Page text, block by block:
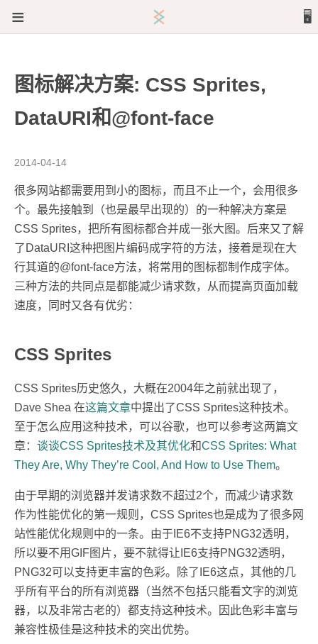
≡
关于
🖥️
图标解决方案: CSS Sprites,
DataURI和@font-face
2014-04-14
很多网站都需要用到小的图标，而且不止一个，会用很多
个。最先接触到（也是最早出现的）的一种解决方案是
CSS Sprites，把所有图标都合并成一张大图。后来又了解
了DataURI这种把图片编码成字符的方法，接着是现在大
行其道的@font-face方法，将常用的图标都制作成字体。
三种方法的共同点是都能减少请求数，从而提高页面加载
速度，同时又各有优劣：
CSS Sprites
CSS Sprites历史悠久，大概在2004年之前就出现了，
Dave Shea 在这篇文章中提出了CSS Sprites这种技术。
至于怎么应用这种技术，可以谷歌，也可以参考这两篇文
章： 谈谈CSS Sprites技术及其优化和CSS Sprites: What
They Are, Why They’re Cool, And How to Use Them。
由于早期的浏览器并发请求数不超过2个，而减少请求数
作为性能优化的第一规则，CSS Sprites也是成为了很多网
站性能优化规则中的一条。由于IE6不支持PNG32透明，
所以要不用GIF图片，要不就得让IE6支持PNG32透明，
PNG32可以支持更丰富的色彩。除了IE6这点，其他的几
乎所有平台的所有浏览器（当然不包括只能看文字的浏览
器，以及非常古老的）都支持这种技术。因此色彩丰富与
兼容性极佳是这种技术的突出优势。